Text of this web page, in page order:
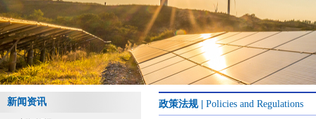
新闻资讯 政策法规 Policies and Regulations